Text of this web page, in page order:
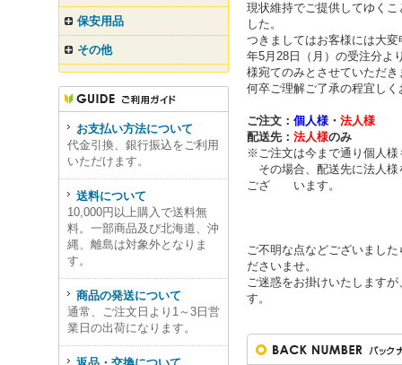
現状維持でご提供してゆく
した。
つきましてはお客様には大
年5月28日（月）の受注分よ
様宛てのみとさせていただき
何卒ご理解ご了承の程宜し
ご注文： 個人様 ・ 法人様
配送先： 法人様のみ
※ご注文は今まで通り個人様
その場合、配送先に法人様
ござ います。
ご不明な点などございまし
ださいませ。
ご迷惑をお掛けいたします
す。
保安用品
その他
お支払い方法について
代金引換、銀行振込をご利用
いただけます。
送料について
10,000円以上購入で送料無
料。一部商品及び北海道、沖
縄、離島は対象外となりま
す。
商品の発送について
通常、ご注文日より1～3日営
業日の出荷になります。